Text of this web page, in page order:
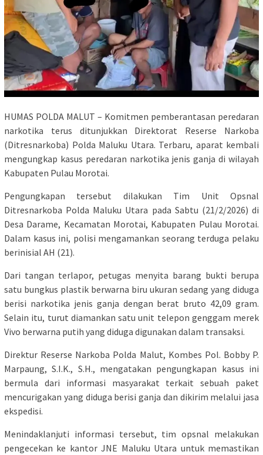
HUMAS POLDA MALUT – Komitmen pemberantasan peredaran
narkotika terus ditunjukkan Direktorat Reserse Narkoba
(Ditresnarkoba) Polda Maluku Utara. Terbaru, aparat kembali
mengungkap kasus peredaran narkotika jenis ganja di wilayah
Kabupaten Pulau Morotai.
Pengungkapan tersebut dilakukan Tim Unit Opsnal
Ditresnarkoba Polda Maluku Utara pada Sabtu (21/2/2026) di
Desa Darame, Kecamatan Morotai, Kabupaten Pulau Morotai.
Dalam kasus ini, polisi mengamankan seorang terduga pelaku
berinisial AH (21).
Dari tangan terlapor, petugas menyita barang bukti berupa
satu bungkus plastik berwarna biru ukuran sedang yang diduga
berisi narkotika jenis ganja dengan berat bruto 42,09 gram.
Selain itu, turut diamankan satu unit telepon genggam merek
Vivo berwarna putih yang diduga digunakan dalam transaksi.
Direktur Reserse Narkoba Polda Malut, Kombes Pol. Bobby P.
Marpaung, S.I.K., S.H., mengatakan pengungkapan kasus ini
bermula dari informasi masyarakat terkait sebuah paket
mencurigakan yang diduga berisi ganja dan dikirim melalui jasa
ekspedisi.
Menindaklanjuti informasi tersebut, tim opsnal melakukan
pengecekan ke kantor JNE Maluku Utara untuk memastikan